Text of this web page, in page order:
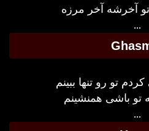
آخرشه آخر مرزه
...
تو رو تنها ببینم
تو باشی همنشینم
...